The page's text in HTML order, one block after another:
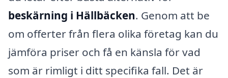
beskärning i Hällbäcken. Genom att be
om offerter från flera olika företag kan du
jämföra priser och få en känsla för vad
som är rimligt i ditt specifika fall. Det är